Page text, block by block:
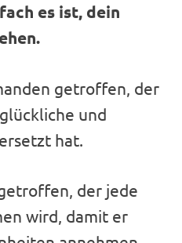
es ist, dein
getroffen, der
und
hat.
der jede
wird, damit er